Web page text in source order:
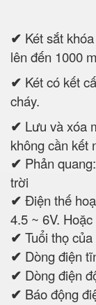
✔ Két sắt
lên đến 1000
✔ Két có kết
cháy.
✔ Lưu và xóa
không cần kết
✔ Phản
trời
✔ Điện thế
4.5 ~ 6V.
✔ Tuổi thọ
✔ Dòng điện
✔ Dòng điện
✔ Báo động